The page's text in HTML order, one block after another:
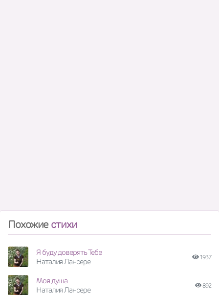
Похожие стихи
Я буду доверять Тебе
Наталия Лансере
1937
Моя душа
Наталия Лансере
892